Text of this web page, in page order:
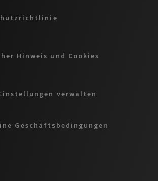
Hinweis und Cookies
verwalten
Geschäftsbedingungen